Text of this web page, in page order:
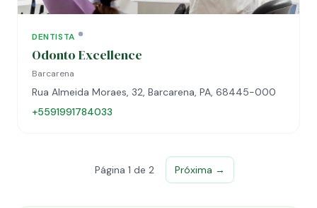
DENTISTA
Odonto Excellence
Barcarena
Rua Almeida Moraes, 32, Barcarena, PA, 68445-000
+5591991784033
Página 1 de 2 Próxima →